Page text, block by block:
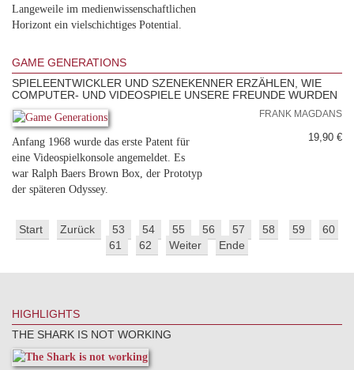
Langeweile im medienwissenschaftlichen
Horizont ein vielschichtiges Potential.
GAME GENERATIONS
SPIELEENTWICKLER UND SZENEKENNER ERZÄHLEN, WIE
COMPUTER- UND VIDEOSPIELE UNSERE FREUNDE WURDEN
Anfang 1968 wurde das erste Patent für
eine Videospielkonsole angemeldet. Es
war Ralph Baers Brown Box, der Prototyp
der späteren Odyssey.
FRANK MAGDANS
19,90 €
Start Zurück 53 54 55 56 57 58 59
60
61
62 Weiter Ende
HIGHLIGHTS
THE SHARK IS NOT WORKING